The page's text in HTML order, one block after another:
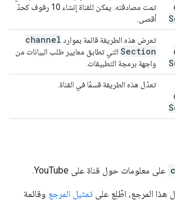
تمت مصادقته. يمكن للقناة إنشاء 10 رفوف كحدّ
أقصى.
تعرض هذه الطريقة قائمة بموارد channel
Section التي تطابق معايير طلب البيانات من
واجهة برمجة التطبيقات.
تعدّل هذه الطريقة قسمًا في القناة.
على معلومات حول قناة على YouTube.
هذا المرجع، اطّلِع على تمثيل المرجع وقائمة